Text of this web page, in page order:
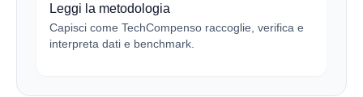
Leggi la metodologia
Capisci come TechCompenso raccoglie, verifica e
interpreta dati e benchmark.